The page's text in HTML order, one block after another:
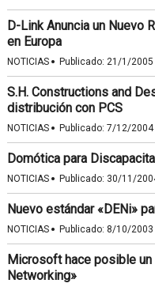
D-Link Anuncia un Nuevo
en Europa
NOTICIAS · Publicado: 21/1/2005
S.H. Constructions and
distribución con PCS
NOTICIAS · Publicado: 7/12/2004
Domótica para
NOTICIAS · Publicado: 30/11/
Nuevo estándar «DENi»
NOTICIAS · Publicado: 8/10/2003
Microsoft hace posible un
Networking»